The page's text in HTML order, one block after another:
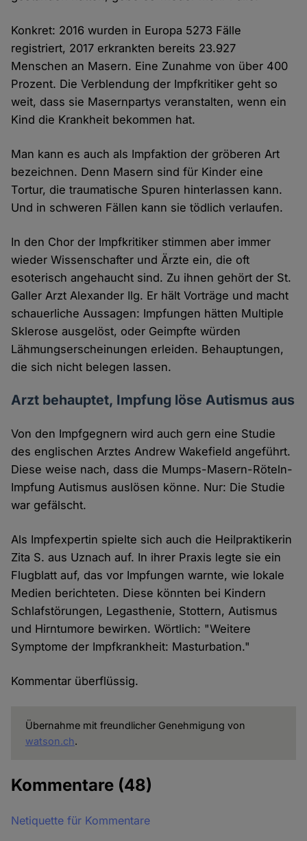
Konkret: 2016 wurden in Europa 5273 Fälle
registriert, 2017 erkrankten bereits 23.927
Menschen an Masern. Eine Zunahme von über 400
Prozent. Die Verblendung der Impfkritiker geht so
weit, dass sie Masernpartys veranstalten, wenn ein
Kind die Krankheit bekommen hat.
Man kann es auch als Impfaktion der gröberen Art
bezeichnen. Denn Masern sind für Kinder eine
Tortur, die traumatische Spuren hinterlassen kann.
Und in schweren Fällen kann sie tödlich verlaufen.
In den Chor der Impfkritiker stimmen aber immer
wieder Wissenschafter und Ärzte ein, die oft
esoterisch angehaucht sind. Zu ihnen gehört der St.
Galler Arzt Alexander Ilg. Er hält Vorträge und macht
schauerliche Aussagen: Impfungen hätten Multiple
Sklerose ausgelöst, oder Geimpfte würden
Lähmungserscheinungen erleiden. Behauptungen,
die sich nicht belegen lassen.
Arzt behauptet, Impfung löse Autismus aus
Von den Impfgegnern wird auch gern eine Studie
des englischen Arztes Andrew Wakefield angeführt.
Diese weise nach, dass die Mumps-Masern-Röteln-
Impfung Autismus auslösen könne. Nur: Die Studie
war gefälscht.
Als Impfexpertin spielte sich auch die Heilpraktikerin
Zita S. aus Uznach auf. In ihrer Praxis legte sie ein
Flugblatt auf, das vor Impfungen warnte, wie lokale
Medien berichteten. Diese könnten bei Kindern
Schlafstörungen, Legasthenie, Stottern, Autismus
und Hirntumore bewirken. Wörtlich: "Weitere
Symptome der Impfkrankheit: Masturbation."
Kommentar überflüssig.
Übernahme mit freundlicher Genehmigung von
watson.ch.
Kommentare (48)
Netiquette für Kommentare